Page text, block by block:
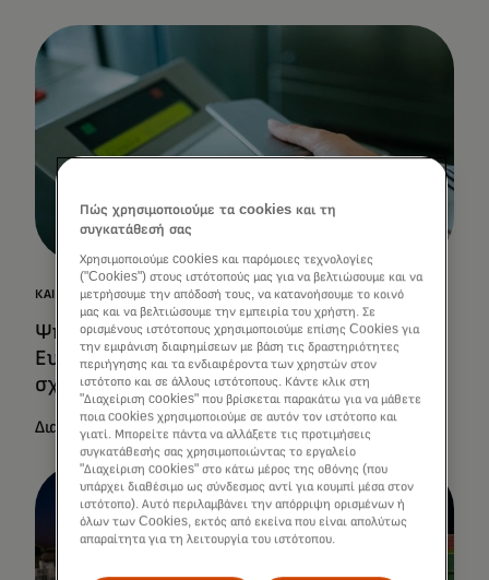
ΚΑΙΝΟΤΟΜΊΑ
Ψηφιοποίηση των οικονομιών της
Ευρώπης μέσω των ψηφιακών εταιρικών
σχέσεων χωρών
Διαβάστε περισσότερα
Πώς χρησιμοποιούμε τα cookies και τη
συγκατάθεσή σας
Χρησιμοποιούμε cookies και παρόμοιες τεχνολογίες
("Cookies") στους ιστότοπούς μας για να βελτιώσουμε και να
μετρήσουμε την απόδοσή τους, να κατανοήσουμε το κοινό
μας και να βελτιώσουμε την εμπειρία του χρήστη. Σε
ορισμένους ιστότοπους χρησιμοποιούμε επίσης Cookies για
την εμφάνιση διαφημίσεων με βάση τις δραστηριότητες
περιήγησης και τα ενδιαφέροντα των χρηστών στον
ιστότοπο και σε άλλους ιστότοπους. Κάντε κλικ στη
"Διαχείριση cookies" που βρίσκεται παρακάτω για να μάθετε
ποια cookies χρησιμοποιούμε σε αυτόν τον ιστότοπο και
γιατί. Μπορείτε πάντα να αλλάξετε τις προτιμήσεις
συγκατάθεσής σας χρησιμοποιώντας το εργαλείο
"Διαχείριση cookies" στο κάτω μέρος της οθόνης (που
υπάρχει διαθέσιμο ως σύνδεσμος αντί για κουμπί μέσα στον
ιστότοπο). Αυτό περιλαμβάνει την απόρριψη ορισμένων ή
όλων των Cookies, εκτός από εκείνα που είναι απολύτως
απαραίτητα για τη λειτουργία του ιστότοπου.